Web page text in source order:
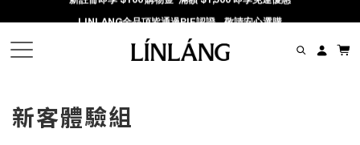
新註冊即享 $100 購物金  滿額 $1,500 即享免運優惠
新客體驗組